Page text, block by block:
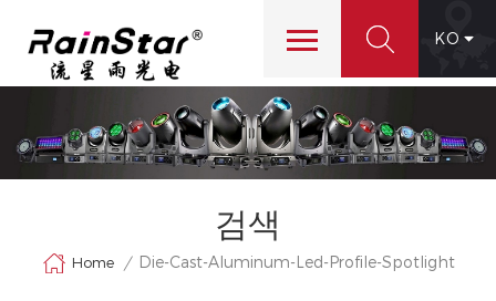
KO
검색
Home / Die-Cast-Aluminum-Led-Profile-Spotlight